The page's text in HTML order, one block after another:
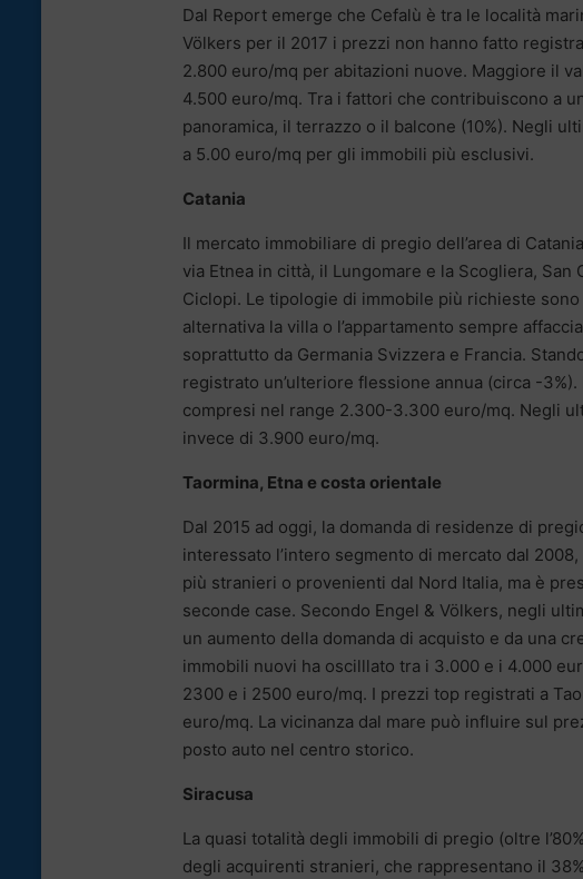
Dal Report emerge che Cefalù è tra le località
Völkers per il 2017 i prezzi non hanno fatto
2.800 euro/mq per abitazioni nuove. Maggiore il
4.500 euro/mq. Tra i fattori che contribuiscono a
panoramica, il terrazzo o il balcone (10%). Negli
a 5.00 euro/mq per gli immobili più esclusivi.
Catania
Il mercato immobiliare di pregio dell’area di
via Etnea in città, il Lungomare e la Scogliera,
Ciclopi. Le tipologie di immobile più richieste
alternativa la villa o l’appartamento sempre
soprattutto da Germania Svizzera e Francia.
registrato un’ulteriore flessione annua (circa -
compresi nel range 2.300-3.300 euro/mq. Negli
invece di 3.900 euro/mq.
Taormina, Etna e costa orientale
Dal 2015 ad oggi, la domanda di residenze di
interessato l’intero segmento di mercato dal
più stranieri o provenienti dal Nord Italia, ma è
seconde case. Secondo Engel & Völkers, negli
un aumento della domanda di acquisto e da una
immobili nuovi ha oscilllato tra i 3.000 e i 4.000
2300 e i 2500 euro/mq. I prezzi top registrati a
euro/mq. La vicinanza dal mare può influire sul
posto auto nel centro storico.
Siracusa
La quasi totalità degli immobili di pregio (oltre
degli acquirenti stranieri, che rappresentano il